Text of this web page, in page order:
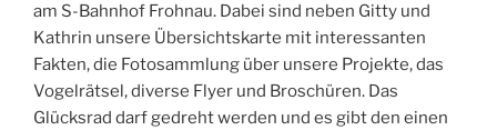
am S-Bahnhof Frohnau. Dabei sind neben Gitty und
Kathrin unsere Übersichtskarte mit interessanten
Fakten, die Fotosammlung über unsere Projekte, das
Vogelrätsel, diverse Flyer und Broschüren. Das
Glücksrad darf gedreht werden und es gibt den einen